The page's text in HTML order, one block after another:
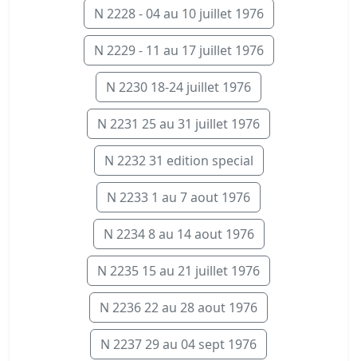
N 2228 - 04 au 10 juillet 1976
N 2229 - 11 au 17 juillet 1976
N 2230 18-24 juillet 1976
N 2231 25 au 31 juillet 1976
N 2232 31 edition special
N 2233 1 au 7 aout 1976
N 2234 8 au 14 aout 1976
N 2235 15 au 21 juillet 1976
N 2236 22 au 28 aout 1976
N 2237 29 au 04 sept 1976